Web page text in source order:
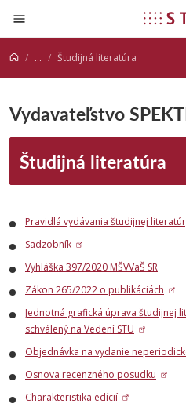
Prejsť na obsah
... Študijná literatúra
Vydavateľstvo
Študijná literatúra
Pravidlá vydávania študijnej
Sadzobník
Vyhláška 397/2020 MŠVVaŠ SR
Zákon 265/2022 o publikáciách
Jednotná grafická úprava študijnej
schválený na Vedení STU
Objednávka na vydanie
Osnova recenzného posudku
Charakteristika edícií